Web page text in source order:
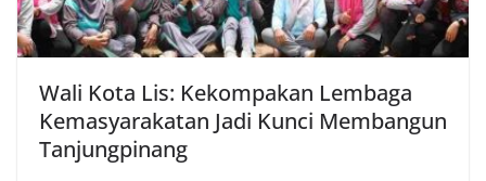
Wali Kota Lis: Kekompakan Lembaga
Kemasyarakatan Jadi Kunci Membangun
Tanjungpinang